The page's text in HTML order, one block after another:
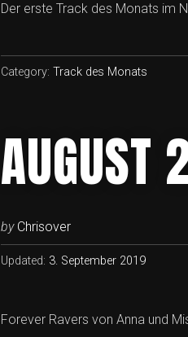
Der erste Track des Monats im
Category: Track des Monats
AUGUST
by Chrisover
Updated: 3. September 2019
Forever Ravers von Anna und